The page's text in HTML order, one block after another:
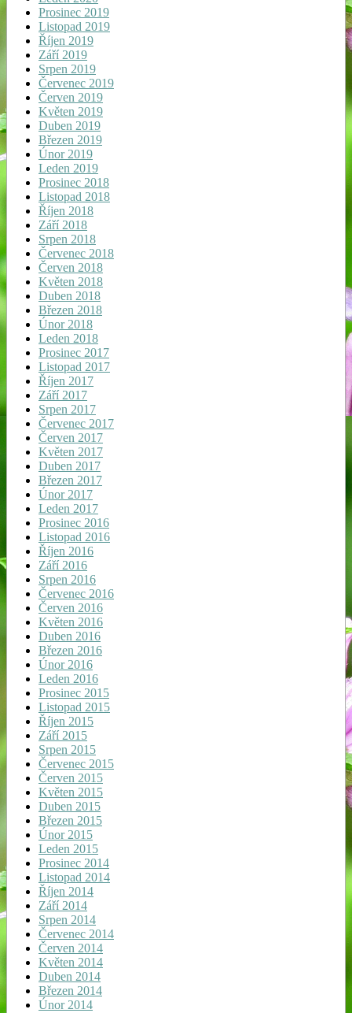
Prosinec 2019
Listopad 2019
Říjen 2019
Září 2019
Srpen 2019
Červenec 2019
Červen 2019
Květen 2019
Duben 2019
Březen 2019
Únor 2019
Leden 2019
Prosinec 2018
Listopad 2018
Říjen 2018
Září 2018
Srpen 2018
Červenec 2018
Červen 2018
Květen 2018
Duben 2018
Březen 2018
Únor 2018
Leden 2018
Prosinec 2017
Listopad 2017
Říjen 2017
Září 2017
Srpen 2017
Červenec 2017
Červen 2017
Květen 2017
Duben 2017
Březen 2017
Únor 2017
Leden 2017
Prosinec 2016
Listopad 2016
Říjen 2016
Září 2016
Srpen 2016
Červenec 2016
Červen 2016
Květen 2016
Duben 2016
Březen 2016
Únor 2016
Leden 2016
Prosinec 2015
Listopad 2015
Říjen 2015
Září 2015
Srpen 2015
Červenec 2015
Červen 2015
Květen 2015
Duben 2015
Březen 2015
Únor 2015
Leden 2015
Prosinec 2014
Listopad 2014
Říjen 2014
Září 2014
Srpen 2014
Červenec 2014
Červen 2014
Květen 2014
Duben 2014
Březen 2014
Únor 2014